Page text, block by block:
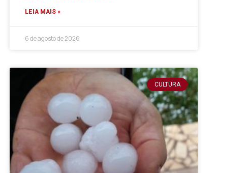
LEIA MAIS »
6 de agosto de 2026
CULTURA